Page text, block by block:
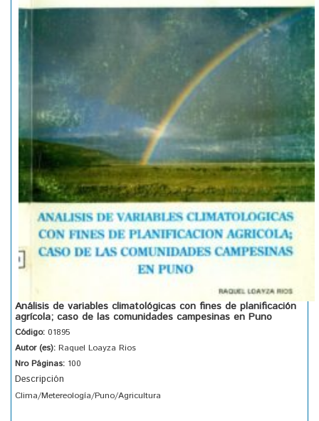
Análisis de variables climatológicas con fines de planificación
agrícola; caso de las comunidades campesinas en Puno
Código: 01895
Autor (es): Raquel Loayza Rios
Nro Páginas: 100
Descripción
Clima/Metereología/Puno/Agricultura